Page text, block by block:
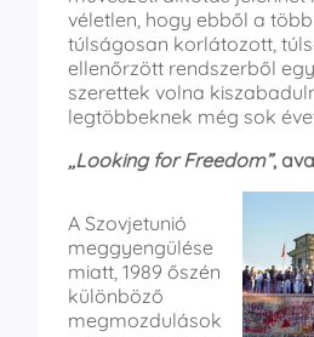
véletlen, hogy ebből a
túlságosan korlátozott,
ellenőrzött rendszerből
szerettek volna
legtöbbeknek még sok
,,Looking for Freedom”,
A Szovjetunió
meggyengülése
miatt, 1989 őszén
különböző
megmozdulások